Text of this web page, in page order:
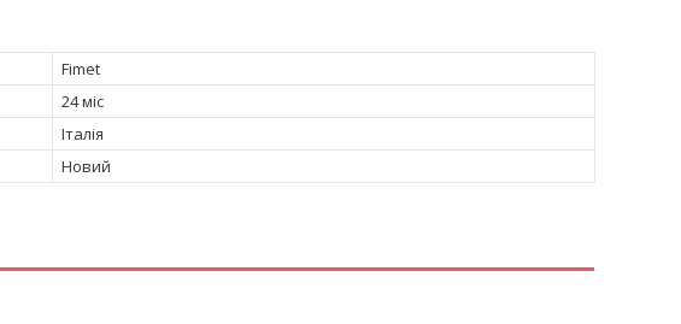
Fimet
24 міс
Італія
Новий